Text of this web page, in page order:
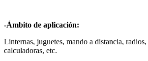
-Ámbito de aplicación:
Linternas, juguetes, mando a distancia, radios,
calculadoras, etc.